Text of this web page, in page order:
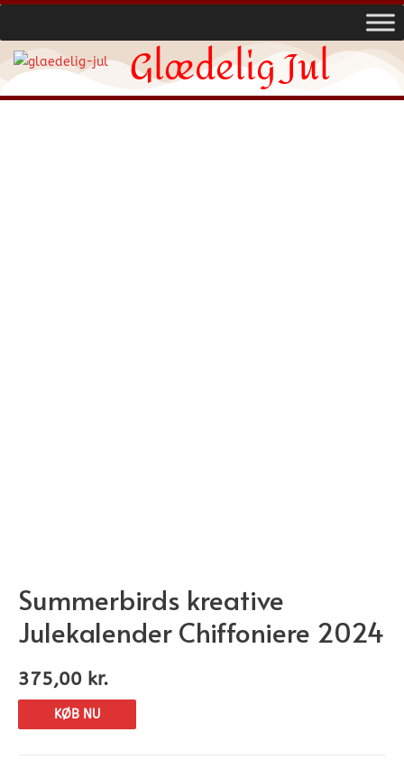
Glædelig Jul
Summerbirds kreative
Julekalender Chiffoniere 2024
375,00 kr.
KØB NU